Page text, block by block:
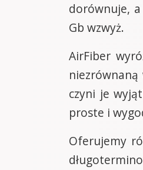
dorównuje, a
Gb wzwyż.
AirFiber
czyni je
proste i
Oferujemy